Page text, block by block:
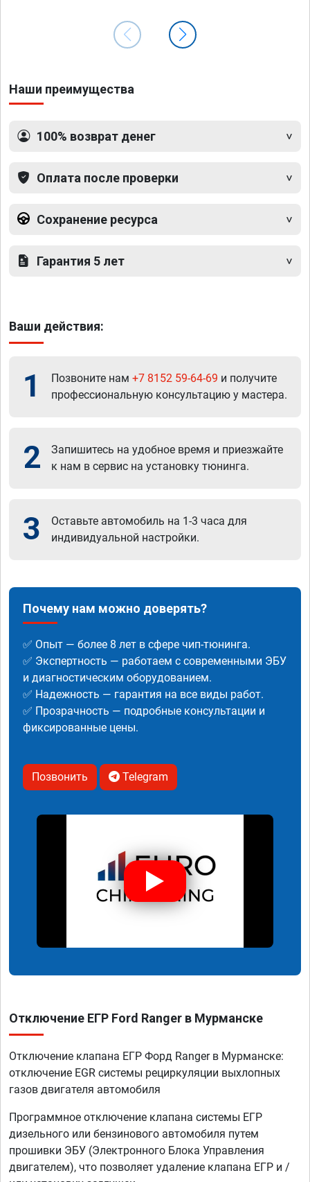
Наши преимущества
100% возврат денег
Оплата после проверки
Сохранение ресурса
Гарантия 5 лет
Ваши действия:
1 Позвоните нам +7 8152 59-64-69 и получите
профессиональную консультацию у мастера.
2
Запишитесь на удобное время и приезжайте
к нам в сервис на установку тюнинга.
3
Оставьте автомобиль на 1-3 часа для
индивидуальной настройки.
Почему нам можно доверять?
✅ Опыт — более 8 лет в сфере чип-тюнинга.
✅ Экспертность — работаем с современными ЭБУ
и диагностическим оборудованием.
✅ Надежность — гарантия на все виды работ.
✅ Прозрачность — подробные консультации и
фиксированные цены.
Позвонить Telegram
Отключение ЕГР Ford Ranger в Мурманске
Отключение клапана ЕГР Форд Ranger в Мурманске:
отключение EGR системы рециркуляции выхлопных
газов двигателя автомобиля
Программное отключение клапана системы ЕГР
дизельного или бензинового автомобиля путем
прошивки ЭБУ (Электронного Блока Управления
двигателем), что позволяет удаление клапана ЕГР и /